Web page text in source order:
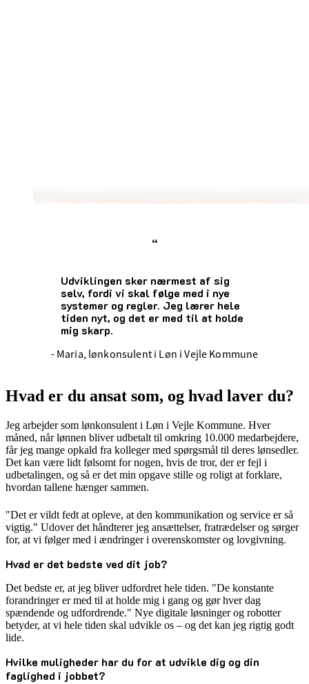
“
Udviklingen sker nærmest af sig
selv, fordi vi skal følge med i nye
systemer og regler. Jeg lærer hele
tiden nyt, og det er med til at holde
mig skarp.
- Maria, lønkonsulent i Løn i Vejle Kommune
Hvad er du ansat som, og hvad laver du?
Jeg arbejder som lønkonsulent i Løn i Vejle Kommune. Hver
måned, når lønnen bliver udbetalt til omkring 10.000 medarbejdere,
får jeg mange opkald fra kolleger med spørgsmål til deres lønsedler.
Det kan være lidt følsomt for nogen, hvis de tror, der er fejl i
udbetalingen, og så er det min opgave stille og roligt at forklare,
hvordan tallene hænger sammen.
"Det er vildt fedt at opleve, at den kommunikation og service er så
vigtig." Udover det håndterer jeg ansættelser, fratrædelser og sørger
for, at vi følger med i ændringer i overenskomster og lovgivning.
Hvad er det bedste ved dit job?
Det bedste er, at jeg bliver udfordret hele tiden. "De konstante
forandringer er med til at holde mig i gang og gør hver dag
spændende og udfordrende." Nye digitale løsninger og robotter
betyder, at vi hele tiden skal udvikle os – og det kan jeg rigtig godt
lide.
Hvilke muligheder har du for at udvikle dig og din
faglighed i jobbet?